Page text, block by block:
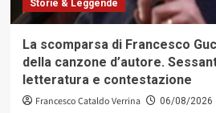
Storie & Leggende
La scomparsa di Francesco
della canzone d’autore.
letteratura e contestazione
Francesco Cataldo Verrina 06/08/2026